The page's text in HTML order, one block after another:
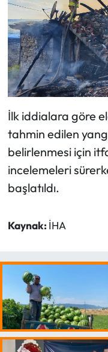
İlk iddialara göre
tahmin edilen
belirlenmesi için
incelemeleri
başlatıldı.
Kaynak: İHA